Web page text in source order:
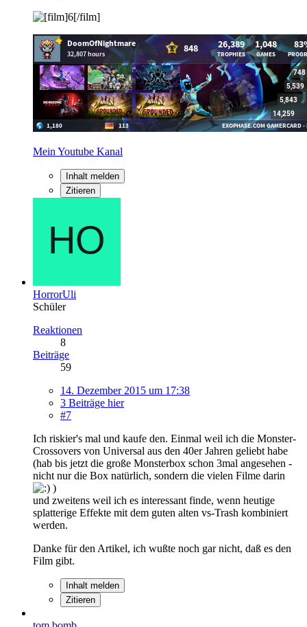
Mein Youtube Kanal
Inhalt melden
Zitieren
HorrorUli
Schüler
Reaktionen
8
Beiträge
59
14. Dezember 2015 um 17:38
3 Beiträge hier
#7
Ich riskier's mal und kaufe den. Einmal weil ich die Monster-
Crossovers von Universal aus den 40er Jahren geliebt habe
(hab bis jetzt die große Monsterbox schon 3mal angesehen -
nicht nur die Box natürlich, sondern die vielen Filme darin
)
und zweitens weil ich es interessant finde, wenn heutige
splatterige Effekte mit dem guten alten vs-Trash kombiniert
werden.
Danke für den Artikel, ich wußte noch gar nicht, daß es den
Film gibt.
Inhalt melden
Zitieren